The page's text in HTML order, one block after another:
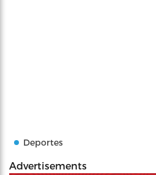
Deportes
Advertisements